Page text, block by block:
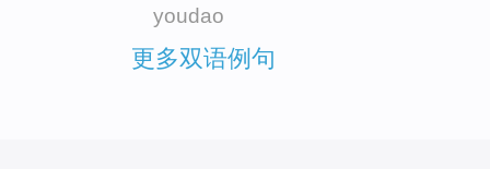
youdao
更多双语例句